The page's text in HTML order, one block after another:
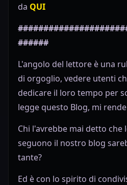
da QUI
######
L'angolo del lettore è una
di orgoglio, vedere utenti
dedicare il loro tempo per
legge questo Blog, mi
Chi l'avrebbe mai detto che
seguono il nostro blog
tante?
Ed è con lo spirito di